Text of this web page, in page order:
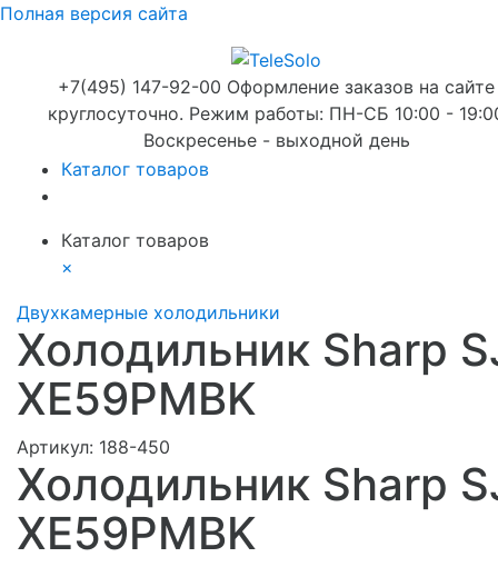
Полная версия сайта
+7(495) 147-92-00 Оформление заказов на сайте
круглосуточно. Режим работы: ПН-СБ 10:00 -
Воскресенье - выходной день
Каталог товаров
Каталог товаров
×
Двухкамерные холодильники
Холодильник Sharp
XE59PMBK
Артикул: 188-450
Холодильник Sharp
XE59PMBK